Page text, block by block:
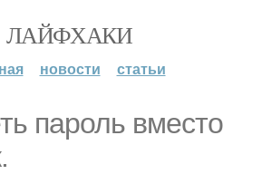
ЛАЙФХАКИ
новости статьи
пароль вместо